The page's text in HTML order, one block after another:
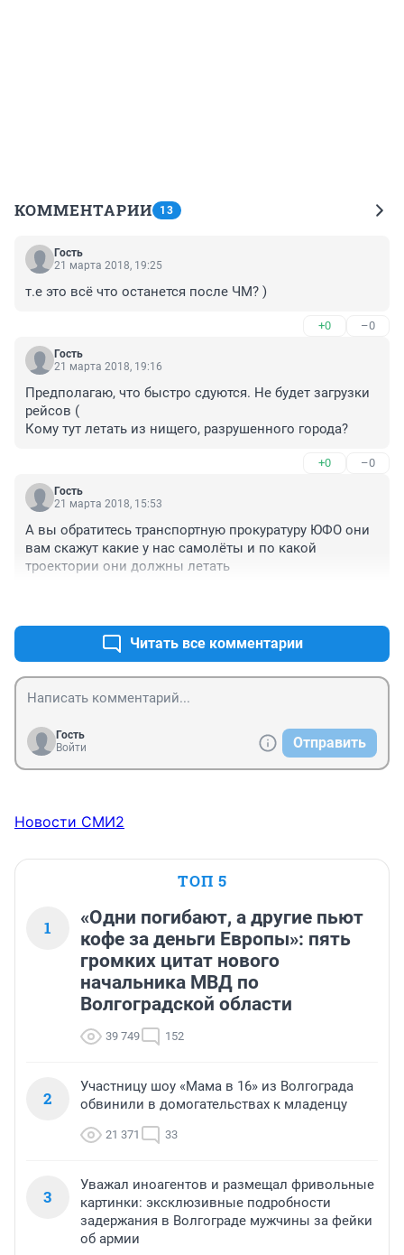
КОММЕНТАРИИ 13
Гость
21 марта 2018, 19:25
т.е это всё что останется после ЧМ? )
+0 –0
Гость
21 марта 2018, 19:16
Предполагаю, что быстро сдуются. Не будет загрузки
рейсов (
Кому тут летать из нищего, разрушенного города?
+0 –0
Гость
21 марта 2018, 15:53
А вы обратитесь транспортную прокуратуру ЮФО они
вам скажут какие у нас самолёты и по какой
троектории они должны летать
Читать все комментарии
Гость
Войти
Отправить
Новости СМИ2
ТОП 5
1
«Одни погибают, а другие пьют
кофе за деньги Европы»: пять
громких цитат нового
начальника МВД по
Волгоградской области
39 749 152
2
Участницу шоу «Мама в 16» из Волгограда
обвинили в домогательствах к младенцу
21 371 33
3
Уважал иноагентов и размещал фривольные
картинки: эксклюзивные подробности
задержания в Волгограде мужчины за фейки
об армии